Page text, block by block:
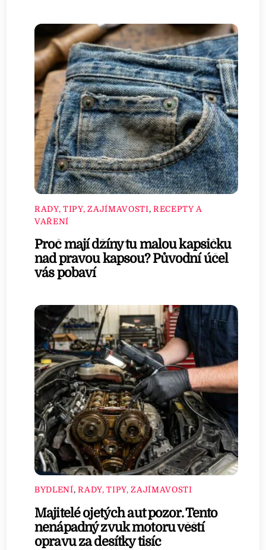
RADY, TIPY, ZAJÍMAVOSTI, RECEPTY A
VAŘENÍ
Proč mají džíny tu malou kapsičku
nad pravou kapsou? Původní účel
vás pobaví
BYDLENÍ,RADY, TIPY, ZAJÍMAVOSTI
Majitelé ojetých aut pozor. Tento
nenápadný zvuk motoru věští
opravu za desítky tisíc